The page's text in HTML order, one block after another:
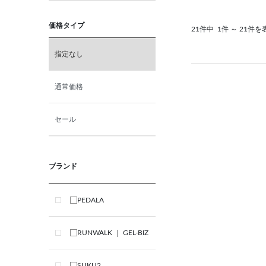
価格タイプ
指定なし
通常価格
セール
ブランド
PEDALA
RUNWALK ｜ GEL-BIZ
21件中 1件 ～ 21件を